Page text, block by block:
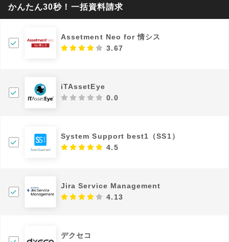
かんたん30秒！一括資料請求
Assetment Neo for 情シス
3.67
iTAssetEye
0.0
System Support best1（SS1）
4.5
Jira Service Management
4.13
デクセコ